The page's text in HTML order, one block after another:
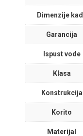
Dimenzije
Garancija
Ispust vode
Klasa
Konstrukcija
Korito
Materijal